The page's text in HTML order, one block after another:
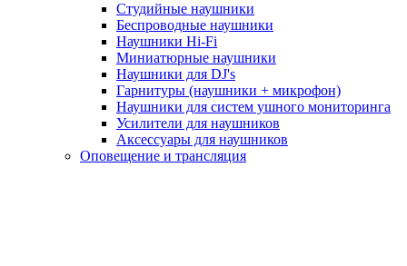
Студийные наушники
Беспроводные наушники
Наушники Hi-Fi
Миниатюрные наушники
Наушники для DJ's
Гарнитуры (наушники + микрофон)
Наушники для систем ушного мониторинга
Усилители для наушников
Аксессуары для наушников
Оповещение и трансляция